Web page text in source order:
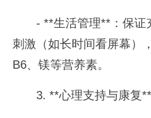
- **生活管理**：保证
刺激（如长时间看屏幕）
B6、镁等营养素。
3. **心理支持与康复**